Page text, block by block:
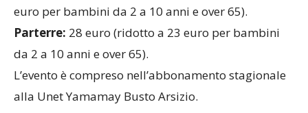
da 0 a 6 anni).
Primo anello numerato:21 euro (ridotto a 15
euro per bambini da 2 a 10 anni e over 65).
Parterre: 28 euro (ridotto a 23 euro per bambini
da 2 a 10 anni e over 65).